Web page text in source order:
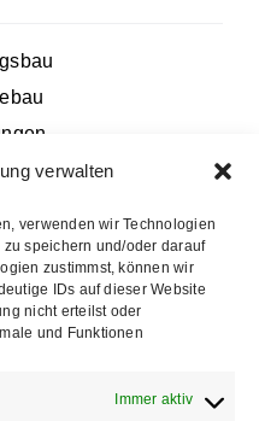
verwalten
verwenden wir Technologien
speichern und/oder darauf
zustimmst, können wir
IDs auf dieser Website
nicht erteilst oder
und Funktionen
Immer aktiv
Maps